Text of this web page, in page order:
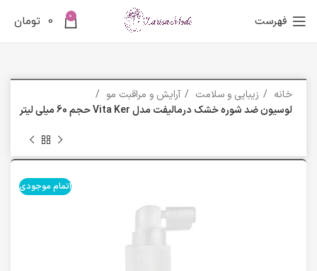
فهرست 0
0 تومان
خانه زیبایی و سلامت
آرایش و مراقبت مو
لوسیون ضد شوره خشک درمالیفت مدل Vita Ker حجم 60 میلی لیتر
اتمام موجودی